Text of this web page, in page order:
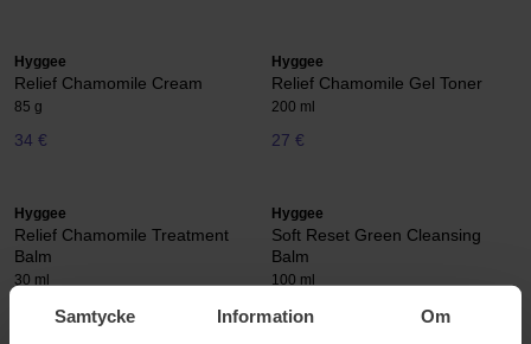
Samtycke Information Om
Hyggee
Relief Chamomile Cream
85 g
34 €
Hyggee
Relief Chamomile Gel Toner
200 ml
27 €
Hyggee
Relief Chamomile Treatment
Balm
30 ml
Hyggee
Soft Reset Green Cleansing
Balm
100 ml
36 €